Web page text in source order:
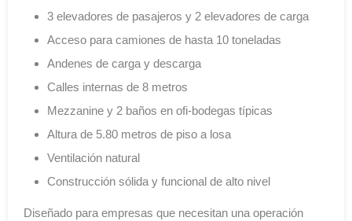
3 elevadores de pasajeros y 2 elevadores de carga
Acceso para camiones de hasta 10 toneladas
Andenes de carga y descarga
Calles internas de 8 metros
Mezzanine y 2 baños en ofi-bodegas típicas
Altura de 5.80 metros de piso a losa
Ventilación natural
Construcción sólida y funcional de alto nivel
Diseñado para empresas que necesitan una operación